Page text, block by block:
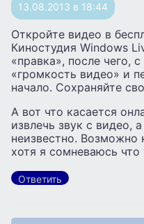
13.08.2013 в 18:44
Откройте видео в
Киностудия Windows
«правка», после чего,
«громкость видео» и
начало. Сохраняйте
А вот что касается
извлечь звук с видео,
неизвестно. Возможно
хотя я сомневаюсь
Ответить